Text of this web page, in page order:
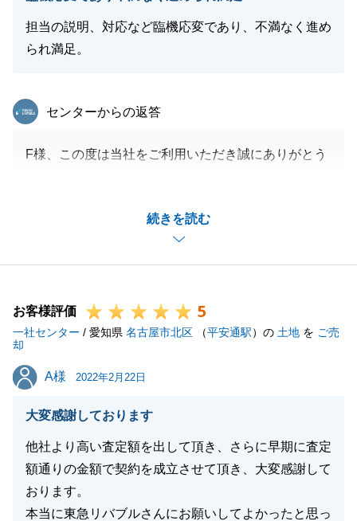
担当の説明、対応など臨機応変であり、不満なく進め
られ満足。
続きを読む
東急リバブル
センターからの返答
F様、この度は当社をご利用いただき誠にありがとう
かと思いますが快くご対応いただきありがとうござい
今後も不動産にまつわることお困り事ございましたら
お客様評価 5
一社センター / 愛知県 名古屋市北区 （平安通駅）の 土地 を ご売
却
A様
A様 2022年2月22日
大変感謝しております
他社より高い査定額を出して頂き、さらに早期に査定
額通りの金額で契約を成立させて頂き、大変感謝して
おります。
本当に東急リバブルさんにお願いしてよかったと思っ